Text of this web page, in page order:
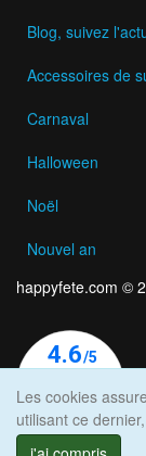
Blog, suivez
Accessoires de
Carnaval
Halloween
Noël
Nouvel an
happyfete.com ©
Les cookies
utilisant ce